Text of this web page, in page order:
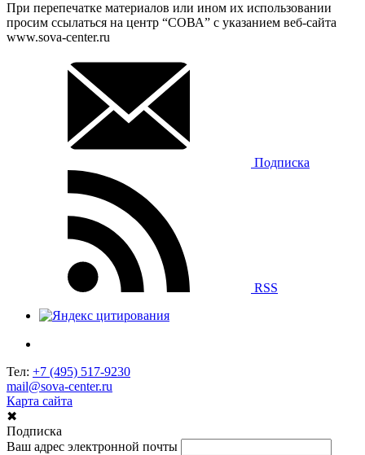
При перепечатке материалов или ином их использовании
просим ссылаться на центр “СОВА” с указанием веб-сайта
www.sova-center.ru
Подписка
RSS
Тел: +7 (495) 517-9230
mail@sova-center.ru
Карта сайта
✖
Подписка
Ваш адрес электронной почты